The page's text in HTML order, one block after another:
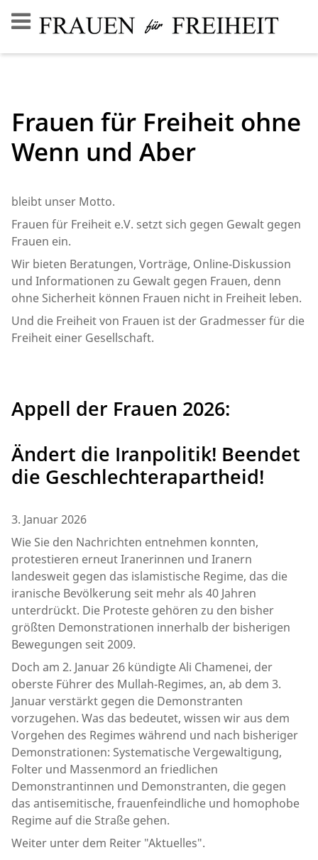
Frauen für Freiheit ohne
Wenn und Aber
bleibt unser Motto.
Frauen für Freiheit e.V. setzt sich gegen Gewalt gegen
Frauen ein.
Wir bieten Beratungen, Vorträge, Online-Diskussion
und Informationen zu Gewalt gegen Frauen, denn
ohne Sicherheit können Frauen nicht in Freiheit leben.
Und die Freiheit von Frauen ist der Gradmesser für die
Freiheit einer Gesellschaft.
Appell der Frauen 2026:
Ändert die Iranpolitik! Beendet
die Geschlechterapartheid!
3. Januar 2026
Wie Sie den Nachrichten entnehmen konnten,
protestieren erneut Iranerinnen und Iranern
landesweit gegen das islamistische Regime, das die
iranische Bevölkerung seit mehr als 40 Jahren
unterdrückt. Die Proteste gehören zu den bisher
größten Demonstrationen innerhalb der bisherigen
Bewegungen seit 2009.
Doch am 2. Januar 26 kündigte Ali Chamenei, der
oberste Führer des Mullah-Regimes, an, ab dem 3.
Januar verstärkt gegen die Demonstranten
vorzugehen. Was das bedeutet, wissen wir aus dem
Vorgehen des Regimes während und nach bisheriger
Demonstrationen: Systematische Vergewaltigung,
Folter und Massenmord an friedlichen
Demonstrantinnen und Demonstranten, die gegen
das antisemitische, frauenfeindliche und homophobe
Regime auf die Straße gehen.
Weiter unter dem Reiter "Aktuelles".